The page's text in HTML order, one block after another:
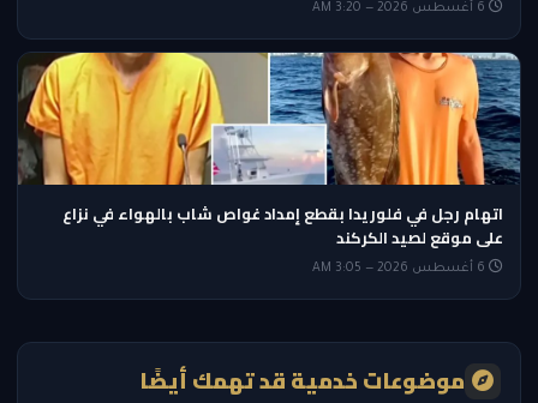
اتهام رجل في فلوريدا بقطع إمداد غواص شاب بالهواء في نزاع
على موقع لصيد الكركند
موضوعات خدمية قد تهمك أيضًا